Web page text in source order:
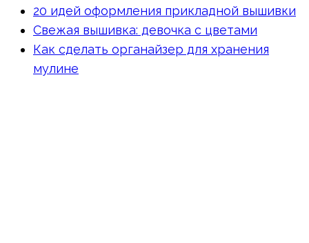
20 идей оформления прикладной вышивки
Свежая вышивка: девочка с цветами
Как сделать органайзер для хранения
мулине